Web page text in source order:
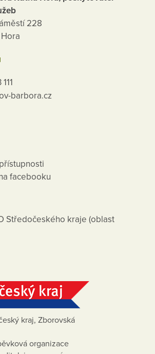
228
barbora.cz
facebooku
Středočeského kraje (oblast
kraj, Zborovská
organizace